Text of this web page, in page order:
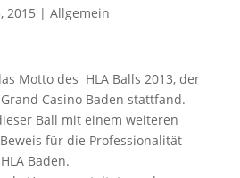
2015 | Allgemein
Motto des HLA Balls 2013, der
Casino Baden stattfand.
Ball mit einem weiteren
für die Professionalität
Baden.